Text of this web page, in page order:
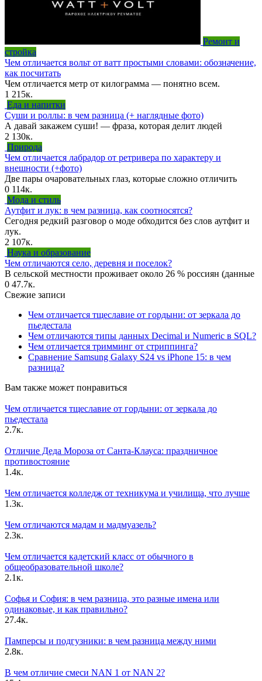
Ремонт и
стройка
Чем отличается вольт от ватт простыми словами: обозначение,
как посчитать
Чем отличается метр от килограмма — понятно всем.
1 215к.
Еда и напитки
Суши и роллы: в чем разница (+ наглядные фото)
А давай закажем суши! — фраза, которая делит людей
2 130к.
Природа
Чем отличается лабрадор от ретривера по характеру и
внешности (+фото)
Две пары очаровательных глаз, которые сложно отличить
0 114к.
Мода и стиль
Аутфит и лук: в чем разница, как соотносятся?
Сегодня редкий разговор о моде обходится без слов аутфит и
лук.
2 107к.
Наука и образование
Чем отличаются село, деревня и поселок?
В сельской местности проживает около 26 % россиян (данные
0 47.7к.
Свежие записи
Чем отличается тщеславие от гордыни: от зеркала до
пьедестала
Чем отличаются типы данных Decimal и Numeric в SQL?
Чем отличается тримминг от стриппинга?
Сравнение Samsung Galaxy S24 vs iPhone 15: в чем
разница?
Вам также может понравиться
Чем отличается тщеславие от гордыни: от зеркала до
пьедестала
2.7к.
Отличие Деда Мороза от Санта-Клауса: праздничное
противостояние
1.4к.
Чем отличается колледж от техникума и училища, что лучше
1.3к.
Чем отличаются мадам и мадмуазель?
2.3к.
Чем отличается кадетский класс от обычного в
общеобразовательной школе?
2.1к.
Софья и София: в чем разница, это разные имена или
одинаковые, и как правильно?
27.4к.
Памперсы и подгузники: в чем разница между ними
2.8к.
В чем отличие смеси NAN 1 от NAN 2?